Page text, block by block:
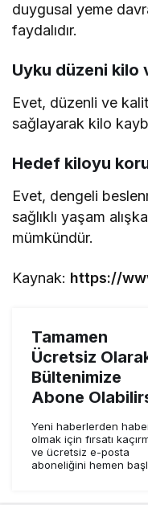
duygusal yeme
faydalıdır.
Uyku düzeni kilo
Evet, düzenli ve
sağlayarak kilo
Hedef kiloyu
Evet, dengeli
sağlıklı yaşam
mümkündür.
Kaynak: https://
Tamamen
Ücretsiz
Bültenimize
Abone
Yeni haberlerden
olmak için fırsatı
ve ücretsiz e-posta
aboneliğini hemen